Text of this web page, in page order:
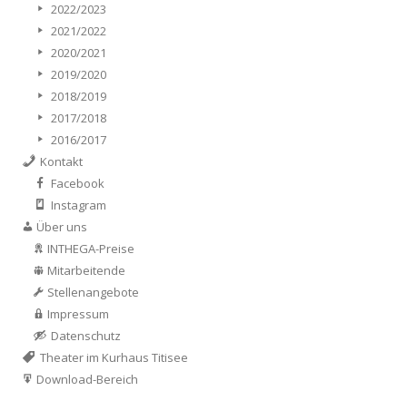
2022/2023
2021/2022
2020/2021
2019/2020
2018/2019
2017/2018
2016/2017
Kontakt
Facebook
Instagram
Über uns
INTHEGA-Preise
Mitarbeitende
Stellenangebote
Impressum
Datenschutz
Theater im Kurhaus Titisee
Download-Bereich